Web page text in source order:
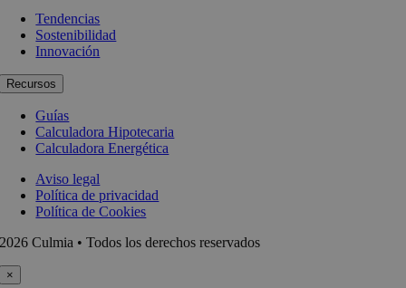
Tendencias
Sostenibilidad
Innovación
Recursos
Guías
Calculadora Hipotecaria
Calculadora Energética
Aviso legal
Política de privacidad
Política de Cookies
2026 Culmia • Todos los derechos reservados
×